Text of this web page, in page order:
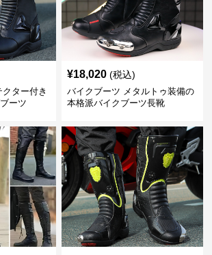
ター付き
ーツ
¥18,020 (税込)
バイクブーツ メタルトゥ装備の
本格派バイクブーツ長靴